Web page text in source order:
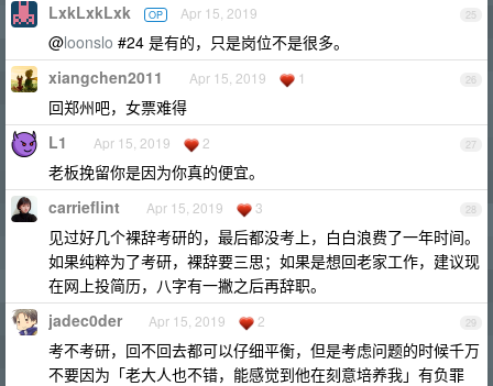
25
LxkLxkLxk OP Apr 15, 2019
@loonslo #24 是有的，只是岗位不是很多。
26
xiangchen2011 Apr 15, 2019 1
回郑州吧，女票难得
27
L1 Apr 15, 2019 2
老板挽留你是因为你真的便宜。
28
carrieflint Apr 15, 2019 3
见过好几个裸辞考研的，最后都没考上，白白浪费了一年时间。
如果纯粹为了考研，裸辞要三思；如果是想回老家工作，建议现
在网上投简历，八字有一撇之后再辞职。
29
jadec0der Apr 15, 2019 2
考不考研，回不回去都可以仔细平衡，但是考虑问题的时候千万
不要因为「老大人也不错，能感觉到他在刻意培养我」有负罪